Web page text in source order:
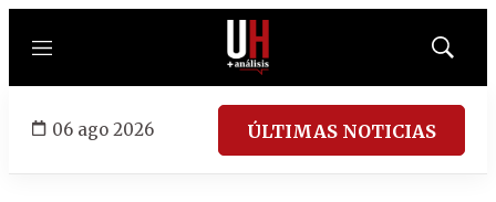
Menú
Mostrar
06 ago 2026 ÚLTIMAS NOTICIAS